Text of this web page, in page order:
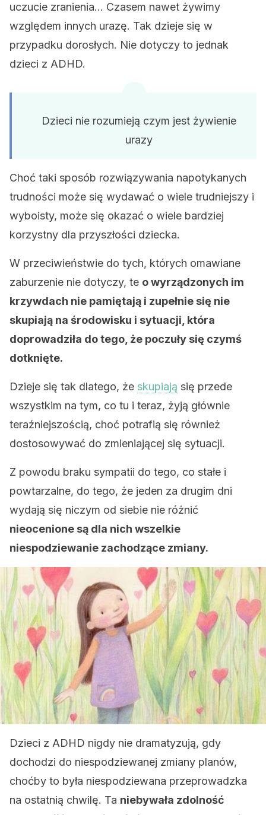
uczucie zranienia… Czasem nawet żywimy
względem innych urazę. Tak dzieje się w
przypadku dorosłych. Nie dotyczy to jednak
dzieci z ADHD.
Dzieci nie rozumieją czym jest żywienie
urazy
Choć taki sposób rozwiązywania napotykanych
trudności może się wydawać o wiele trudniejszy i
wyboisty, może się okazać o wiele bardziej
korzystny dla przyszłości dziecka.
W przeciwieństwie do tych, których omawiane
zaburzenie nie dotyczy, te o wyrządzonych im
krzywdach nie pamiętają i zupełnie się nie
skupiają na środowisku i sytuacji, która
doprowadziła do tego, że poczuły się czymś
dotknięte.
Dzieje się tak dlatego, że skupiają się przede
wszystkim na tym, co tu i teraz, żyją głównie
teraźniejszością, choć potrafią się również
dostosowywać do zmieniającej się sytuacji.
Z powodu braku sympatii do tego, co stałe i
powtarzalne, do tego, że jeden za drugim dni
wydają się niczym od siebie nie różnić
nieocenione są dla nich wszelkie
niespodziewanie zachodzące zmiany.
Dzieci z ADHD nigdy nie dramatyzują, gdy
dochodzi do niespodziewanej zmiany planów,
choćby to była niespodziewana przeprowadzka
na ostatnią chwilę. Ta niebywała zdolność